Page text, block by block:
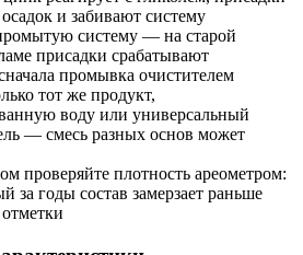
и забивают систему
систему — на старой
присадки срабатывают
промывка очистителем
тот же продукт,
воду или универсальный
— смесь разных основ может
проверяйте плотность ареометром:
за годы состав замерзает раньше